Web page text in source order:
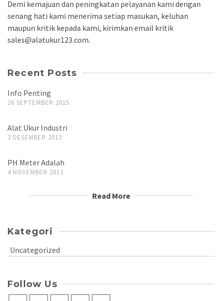
Demi kemajuan dan peningkatan pelayanan kami dengan
senang hati kami menerima setiap masukan, keluhan
maupun kritik kepada kami, kirimkan email kritik
sales@alatukur123.com.
Recent Posts
Info Penting
26 SEPTEMBER 2015
Alat Ukur Industri
3 DESEMBER 2013
PH Meter Adalah
4 NOVEMBER 2013
Read More
Kategori
Uncategorized
Follow Us